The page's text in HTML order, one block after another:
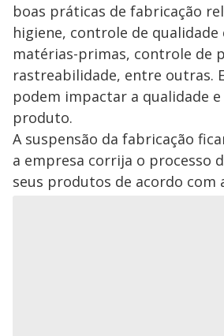
boas práticas de fabricação
higiene, controle de qualidade
matérias-primas, controle de
rastreabilidade, entre outras.
podem impactar a qualidade
produto.
A suspensão da fabricação
a empresa corrija o processo
seus produtos de acordo com